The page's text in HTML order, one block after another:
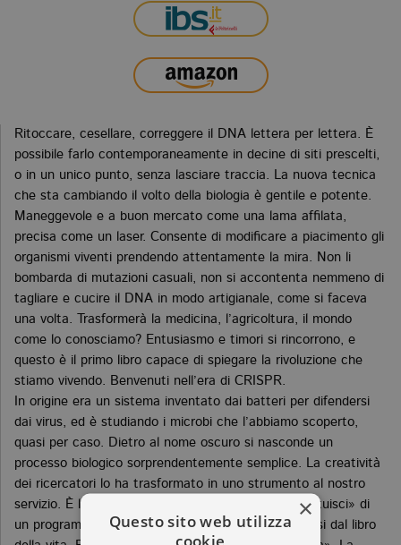
Ritoccare, cesellare, correggere il DNA lettera per lettera. È
possibile farlo contemporaneamente in decine di siti prescelti,
o in un unico punto, senza lasciare traccia. La nuova tecnica
che sta cambiando il volto della biologia è gentile e potente.
Maneggevole e a buon mercato come una lama affilata,
precisa come un laser. Consente di modificare a piacimento gli
organismi viventi prendendo attentamente la mira. Non li
bombarda di mutazioni casuali, non si accontenta nemmeno di
tagliare e cucire il DNA in modo artigianale, come si faceva
una volta. Trasformerà la medicina, l’agricoltura, il mondo
come lo conosciamo? Entusiasmo e timori si rincorrono, e
questo è il primo libro capace di spiegare la rivoluzione che
stiamo vivendo. Benvenuti nell’era di CRISPR.
In origine era un sistema inventato dai batteri per difendersi
dai virus, ed è studiando i microbi che l’abbiamo scoperto,
quasi per caso. Dietro al nome oscuro si nasconde un
processo biologico sorprendentemente semplice. La creatività
dei ricercatori lo ha trasformato in uno strumento al nostro
servizio. È l’equivalente del comando «trova e sostituisci» di
un programma di videoscrittura, per eliminare i refusi dal libro
×
Questo sito web utilizza
cookie